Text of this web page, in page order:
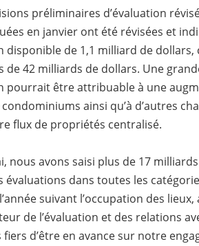
préliminaires d’évaluation
en janvier ont été révisées et
disponible de 1,1 milliard de
de 42 milliards de dollars. Une
pourrait être attribuable à une
ainsi qu’à d’autres
flux de propriétés centralisé.
nous avons saisi plus de 17
évaluations dans toutes les
suivant l’occupation des lieux,
de l’évaluation et des relations
d’être en avance sur notre